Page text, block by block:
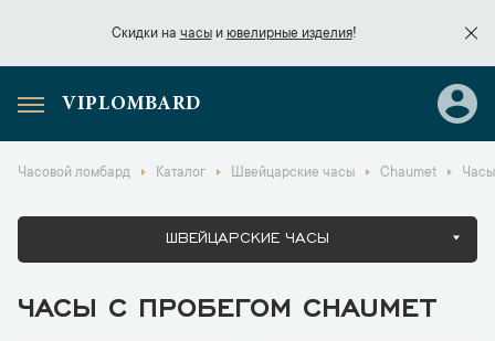
Скидки на часыи ювелирные изделия!
Скидки начасы
VIPLOMBARD
Часовой ломбард Каталог Швейцарские часы Chaumet
ШВЕЙЦАРСКИЕ ЧАСЫ
ЧАСЫ С ПРОБЕГОМ CHAUMET